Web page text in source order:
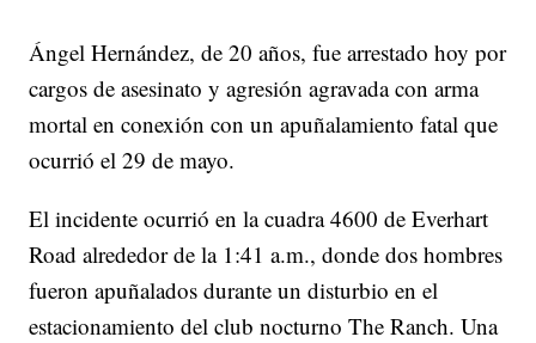
Ángel Hernández, de 20 años, fue arrestado hoy por
cargos de asesinato y agresión agravada con arma
mortal en conexión con un apuñalamiento fatal que
ocurrió el 29 de mayo.
El incidente ocurrió en la cuadra 4600 de Everhart
Road alrededor de la 1:41 a.m., donde dos hombres
fueron apuñalados durante un disturbio en el
estacionamiento del club nocturno The Ranch. Una